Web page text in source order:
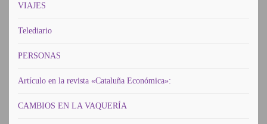
VIAJES
Telediario
PERSONAS
Artículo en la revista «Cataluña Económica»:
CAMBIOS EN LA VAQUERÍA